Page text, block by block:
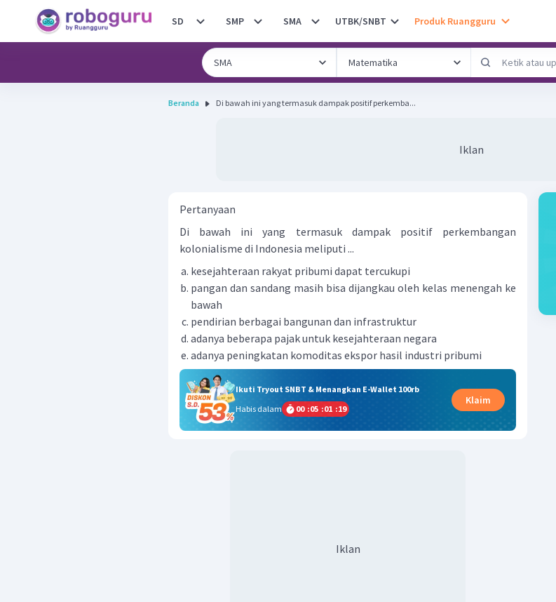
SD SMP SMA UTBK/SNBT Produk Ruangguru
Beranda Di bawah ini yang termasuk dampak positif perkemba...
Iklan
Pertanyaan
Di bawah ini yang termasuk dampak positif perkembangan
kolonialisme di Indonesia meliputi ...
kesejahteraan rakyat pribumi dapat tercukupi
pangan dan sandang masih bisa dijangkau oleh kelas menengah ke
bawah
pendirian berbagai bangunan dan infrastruktur
adanya beberapa pajak untuk kesejahteraan negara
adanya peningkatan komoditas ekspor hasil industri pribumi
Ikuti Tryout SNBT & Menangkan E-Wallet 100rb
Habis dalam
00 :05 :01 :18
Klaim
Iklan